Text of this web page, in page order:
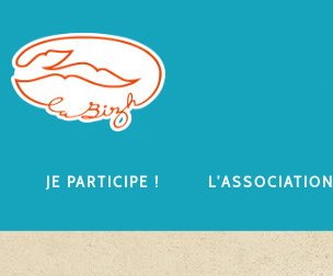
Je participe ! L’association